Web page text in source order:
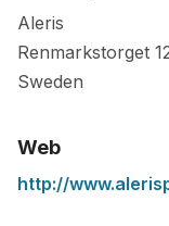
Aleris
Renmarkstorget
Sweden
Web
http://